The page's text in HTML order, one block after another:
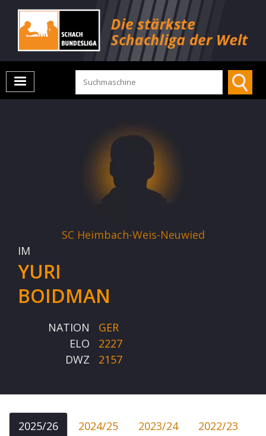
SC Heimbach-Weis-Neuwied
IM
YURI
BOIDMAN
NATION
GER
ELO
2227
DWZ
2157
2025/26 2024/25 2023/24
2022/23